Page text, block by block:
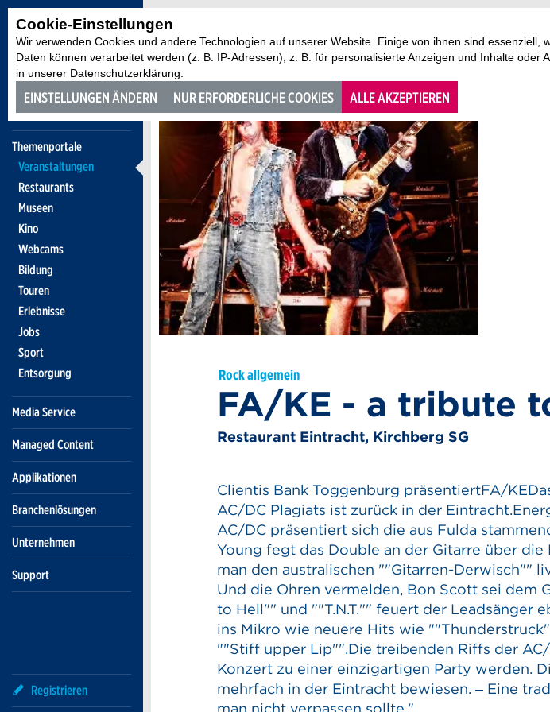
Cookie-Einstellungen
Wir verwenden Cookies und andere Technologien auf unserer Website. Einige von ihnen sind
Daten können verarbeitet werden (z. B. IP-Adressen), z. B. für personalisierte Anzeigen und Inhalte
in unserer Datenschutzerklärung.
EINSTELLUNGEN ÄNDERN NUR ERFORDERLICHE COOKIES ALLE AKZEPTIEREN
Themenportale
Veranstaltungen
Restaurants
Museen
Kino
Webcams
Bildung
Touren
Erlebnisse
Jobs
Sport
Entsorgung
Media Service
Managed Content
Applikationen
Branchenlösungen
Unternehmen
Support
Registrieren
Rock allgemein
FA/KE - a tribute
Restaurant Eintracht, Kirchberg SG
Clientis Bank Toggenburg präsentiertFA/
AC/DC Plagiats ist zurück in der
AC/DC präsentiert sich die aus Fulda
Young fegt das Double an der Gitarre über
man den australischen ""Gitarren-Derwisch""
Und die Ohren vermelden, Bon Scott sei dem
to Hell"" und ""T.N.T."" feuert der Leadsänger
ins Mikro wie neuere Hits wie
""Stiff upper Lip"".Die treibenden Riffs der AC/
Konzert zu einer einzigartigen Party werden.
mehrfach in der Eintracht bewiesen. – Eine
man nicht verpassen sollte."